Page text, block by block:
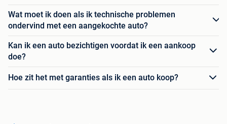
Wat moet ik doen als ik technische problemen
ondervind met een aangekochte auto?
Kan ik een auto bezichtigen voordat ik een aankoop
doe?
Hoe zit het met garanties als ik een auto koop?